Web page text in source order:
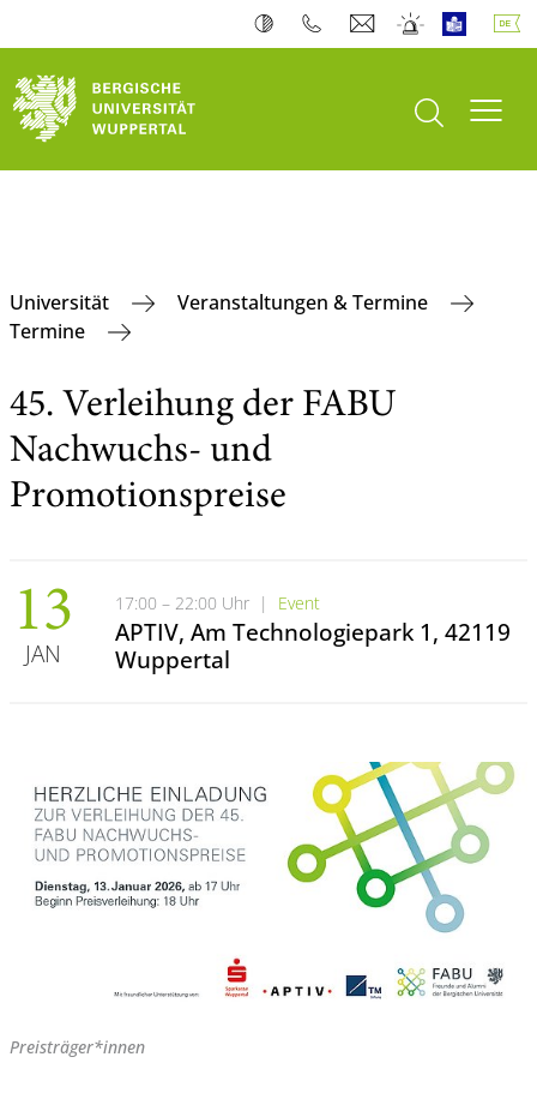
Suche öffnen
Universität
Veranstaltungen & Termine
Termine
45. Verleihung der FABU
Nachwuchs- und
Promotionspreise
13
JAN
17:00 – 22:00 Uhr | Event
APTIV, Am Technologiepark 1, 42119
Wuppertal
Preisträger*innen